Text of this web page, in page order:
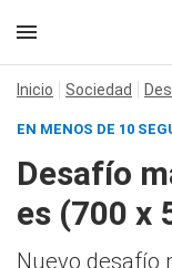
Inicio Sociedad
EN MENOS DE 10
Desafío
es (700 x
Nuevo desafío